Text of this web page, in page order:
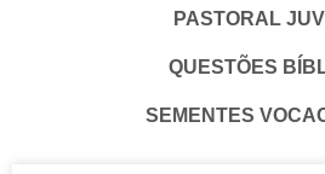
PASTORAL
QUESTÕES
SEMENTES